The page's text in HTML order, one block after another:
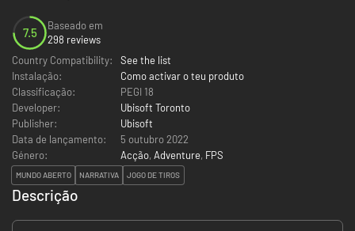
7.5
Baseado em
298 reviews
Country Compatibility:
See the list
Instalação:
Como activar o teu produto
Classificação:
PEGI 18
Developer:
Ubisoft Toronto
Publisher:
Ubisoft
Data de lançamento:
5 outubro 2022
Género:
Acção, Adventure, FPS
MUNDO ABERTO NARRATIVA JOGO DE TIROS
Descrição